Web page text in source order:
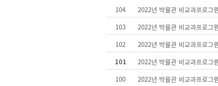
104
2022년 박물관 비교과프로
103
2022년 박물관 비교과프로
102
2022년 박물관 비교과프로
101
2022년 박물관 비교과프로
100
2022년 박물관 비교과프로